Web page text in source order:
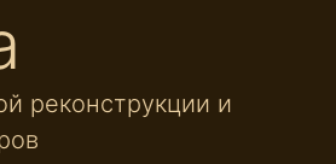
реконструкции и